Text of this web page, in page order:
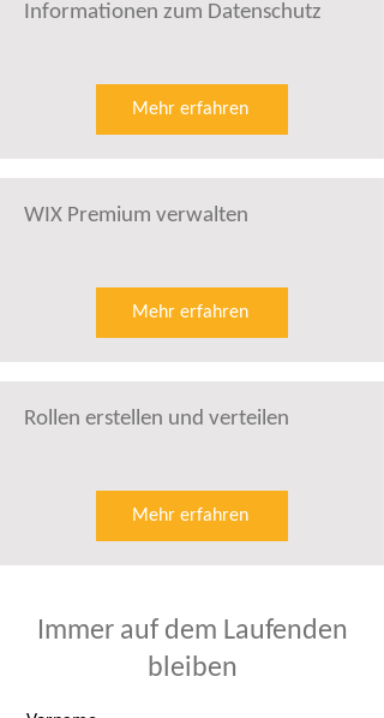
Informationen zum Datenschutz
Mehr erfahren
WIX Premium verwalten
Mehr erfahren
Rollen erstellen und verteilen
Mehr erfahren
Immer auf dem Laufenden
bleiben